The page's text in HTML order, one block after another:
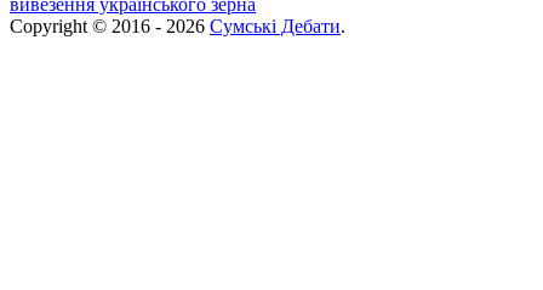
вивезення українського зерна
Copyright © 2016 - 2026 Сумські Дебати.